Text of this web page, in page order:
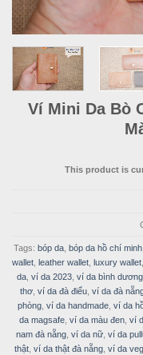
Ví Mini Da Bò
This product is
Tags: bóp da bóp da hồ chí minh
wallet leather wallet luxury wallet
da, ví da 2023, ví da bình dương,
thơ ví da đà điểu ví da đà
phòng ví da handmade ví da
da magsafe ví da màu đen ví
nam đà nẵng ví da nữ ví da
thật, ví da thật đà nẵng, ví da veg